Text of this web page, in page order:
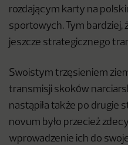
rozdającym karty na
sportowych. Tym bardziej,
jeszcze strategicznego
Swoistym trzęsieniem
transmisji skoków
nastąpiła także po drugie
novum było przecież
wprowadzenie ich do